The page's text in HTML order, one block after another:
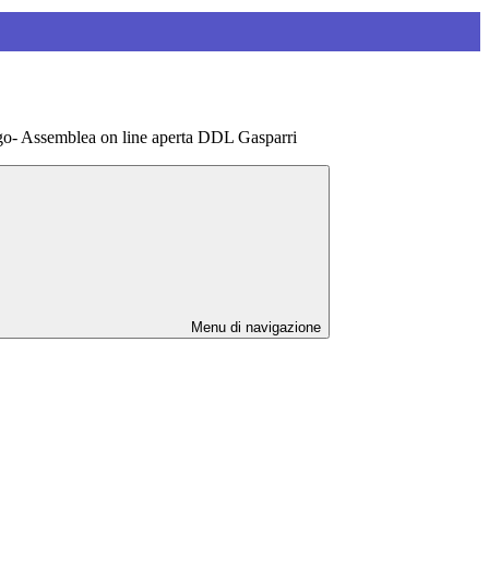
Assemblea on line aperta DDL Gasparri
Menu di navigazione